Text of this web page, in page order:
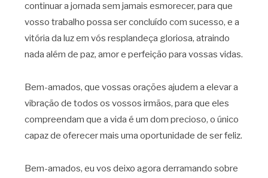
continuar a jornada sem jamais esmorecer, para que
vosso trabalho possa ser concluído com sucesso, e a
vitória da luz em vós resplandeça gloriosa, atraindo
nada além de paz, amor e perfeição para vossas vidas.
Bem-amados, que vossas orações ajudem a elevar a
vibração de todos os vossos irmãos, para que eles
compreendam que a vida é um dom precioso, o único
capaz de oferecer mais uma oportunidade de ser feliz.
Bem-amados, eu vos deixo agora derramando sobre